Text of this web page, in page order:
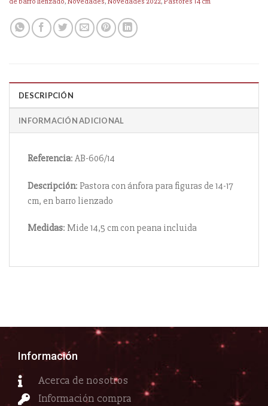
DESCRIPCIÓN
INFORMACIÓN ADICIONAL
Referencia: AB-606/14
Descripción: Pastora con ánfora para figuras de 14-17
cm, en barro lienzado
Medidas: Mide 14,5 cm con peana incluida
Información
Acerca de nosotros
Información compra